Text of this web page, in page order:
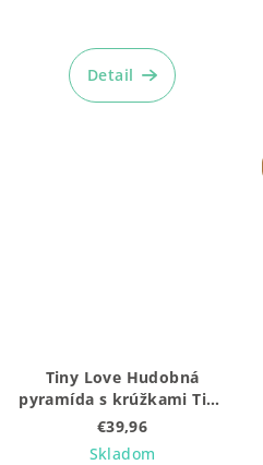
Detail
Tiny Love Hudobná
pyramída s krúžkami Tiny
Rockers Panda
€39,96
Skladom